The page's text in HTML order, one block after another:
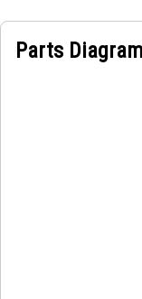
Parts